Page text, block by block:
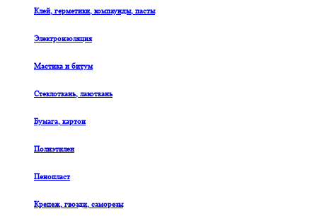
Клей, герметики, компаунды, пасты
Электроизоляция
Мастика и битум
Стеклоткань, лакоткань
Бумага, картон
Полиэтилен
Пенопласт
Крепеж, гвозди, саморезы